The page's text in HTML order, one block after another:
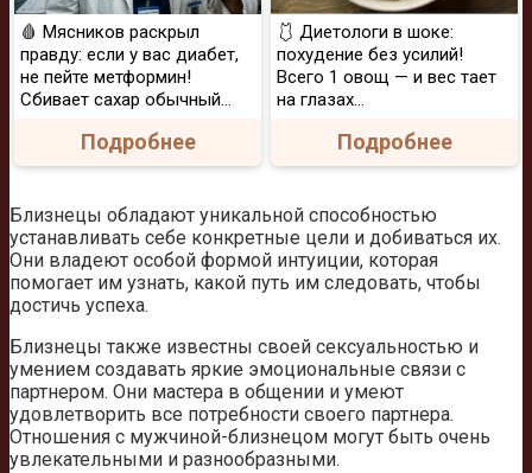
🩸 Мясников раскрыл
правду: если у вас диабет,
не пейте метформин!
Сбивает сахар обычный...
Подробнее
🩱 Диетологи в шоке:
похудение без усилий!
Всего 1 овощ — и вес тает
на глазах…
Подробнее
Близнецы обладают уникальной способностью
устанавливать себе конкретные цели и добиваться их.
Они владеют особой формой интуиции, которая
помогает им узнать, какой путь им следовать, чтобы
достичь успеха.
Близнецы также известны своей сексуальностью и
умением создавать яркие эмоциональные связи с
партнером. Они мастера в общении и умеют
удовлетворить все потребности своего партнера.
Отношения с мужчиной-близнецом могут быть очень
увлекательными и разнообразными.